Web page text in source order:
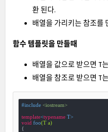
환 된다.
배열을 가리키는 참조를
함수 템플릿을 만들때
배열을 값으로 받으면 T는
배열을 참조로 받으면 T는
#include <iostream>
template<typename
T>
void foo(T a)
{